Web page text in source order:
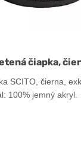
čiapka,
SCITO, čierna,
100% jemný akryl.